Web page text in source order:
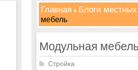
Главная Блоги
мебель
Модульная
Стройка